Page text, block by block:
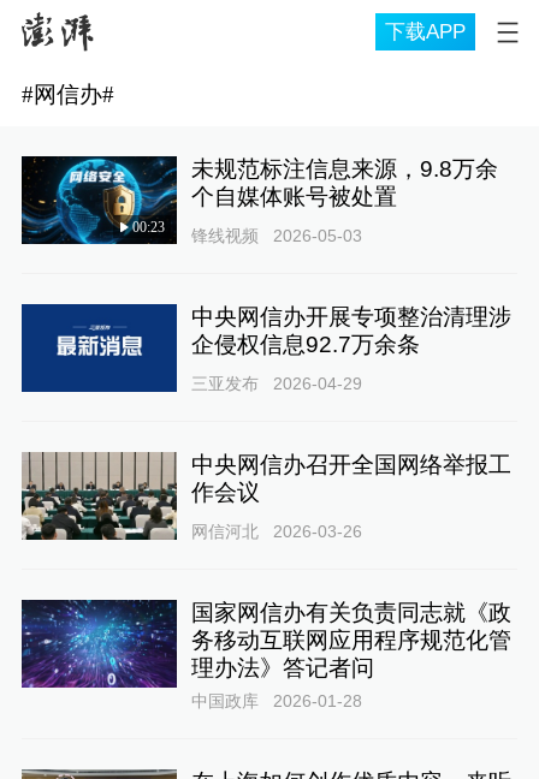
下载APP
#网信办#
00:23
未规范标注信息来源，9.8万余
个自媒体账号被处置
锋线视频 2026-05-03
中央网信办开展专项整治清理涉
企侵权信息92.7万余条
三亚发布 2026-04-29
中央网信办召开全国网络举报工
作会议
网信河北 2026-03-26
国家网信办有关负责同志就《政
务移动互联网应用程序规范化管
理办法》答记者问
中国政库 2026-01-28